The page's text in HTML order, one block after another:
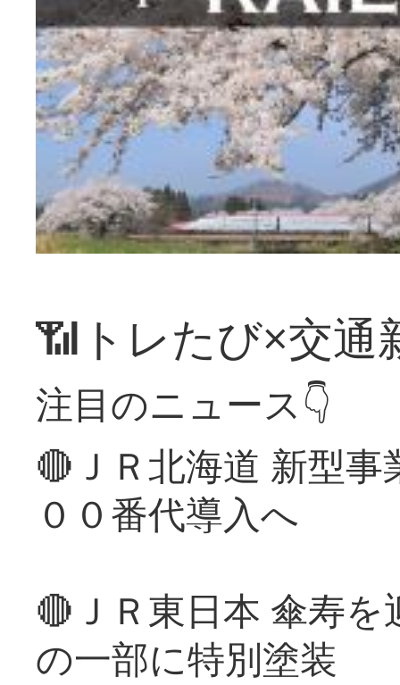
📶トレたび×交通
注目のニュース👇
🔴ＪＲ北海道 新型
００番代導入へ
🔴ＪＲ東日本 傘寿
の一部に特別塗装